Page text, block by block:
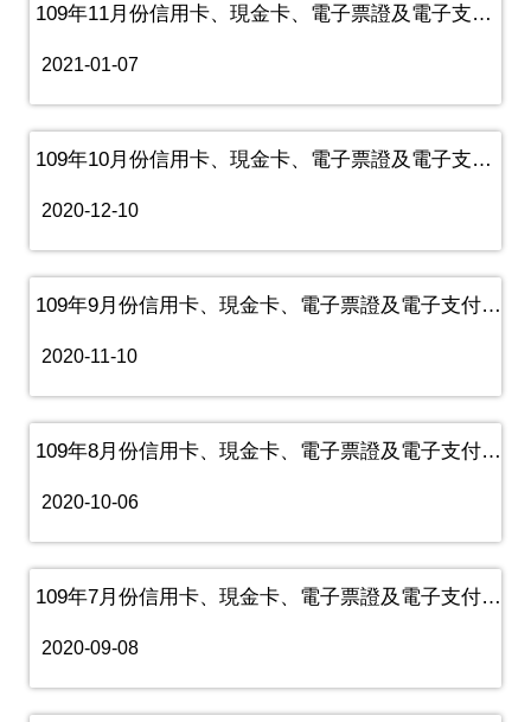
109年11月份信用卡、現金卡、電子票證及電子支付機構業務資訊
2021-01-07
109年10月份信用卡、現金卡、電子票證及電子支付機構業務資訊
2020-12-10
109年9月份信用卡、現金卡、電子票證及電子支付機構業務資訊
2020-11-10
109年8月份信用卡、現金卡、電子票證及電子支付機構業務資訊
2020-10-06
109年7月份信用卡、現金卡、電子票證及電子支付機構業務資訊
2020-09-08